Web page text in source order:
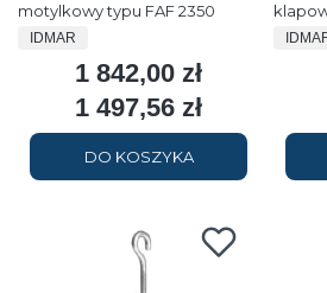
motylkowy typu FAF 2350
PRODUCENT
IDMAR
Cena
1 842,00 zł
Cena
1 497,56 zł
DO KOSZYKA
typ